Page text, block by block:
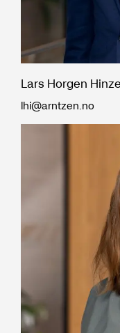
Lars Horgen Hinze
lhi@arntzen.no